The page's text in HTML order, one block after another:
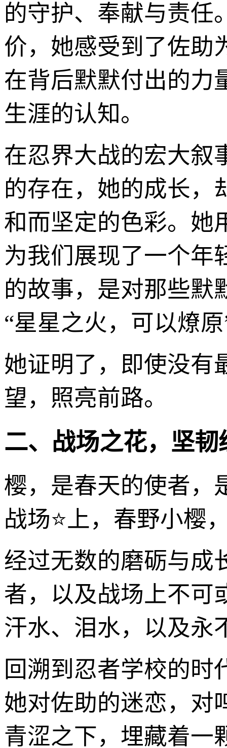
的守护、奉献与责任
价，她感受到了佐助
在背后默默付出的力
生涯的认知。
在忍界大战的宏大叙
的存在，她的成长，
和而坚定的色彩。她
为我们展现了一个年
的故事，是对那些默
“星星之火，可以燎
她证明了，即使没有
望，照亮前路。
二、战场之花，坚
樱，是春天的使者，
战场⭐上，春野小樱
经过无数的磨砺与成
者，以及战场上不可
汗水、泪水，以及永
回溯到忍者学校的时
她对佐助的迷恋，对
青涩之下，埋藏着一